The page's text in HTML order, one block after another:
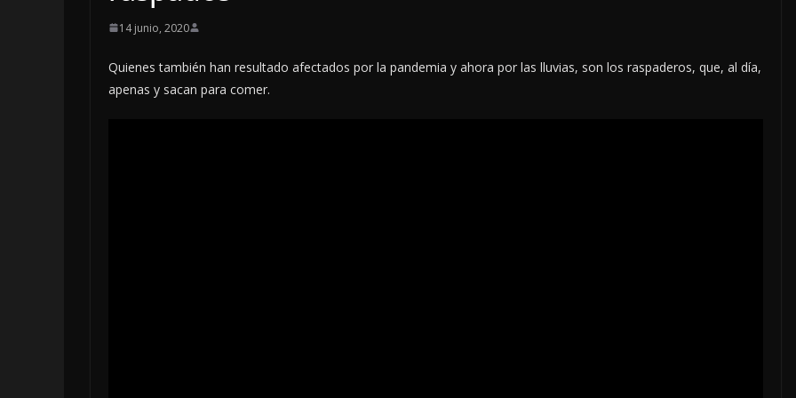
14 junio, 2020
Quienes también han resultado afectados por la pandemia y ahora por las lluvias, son los raspaderos, que, al día,
apenas y sacan para comer.